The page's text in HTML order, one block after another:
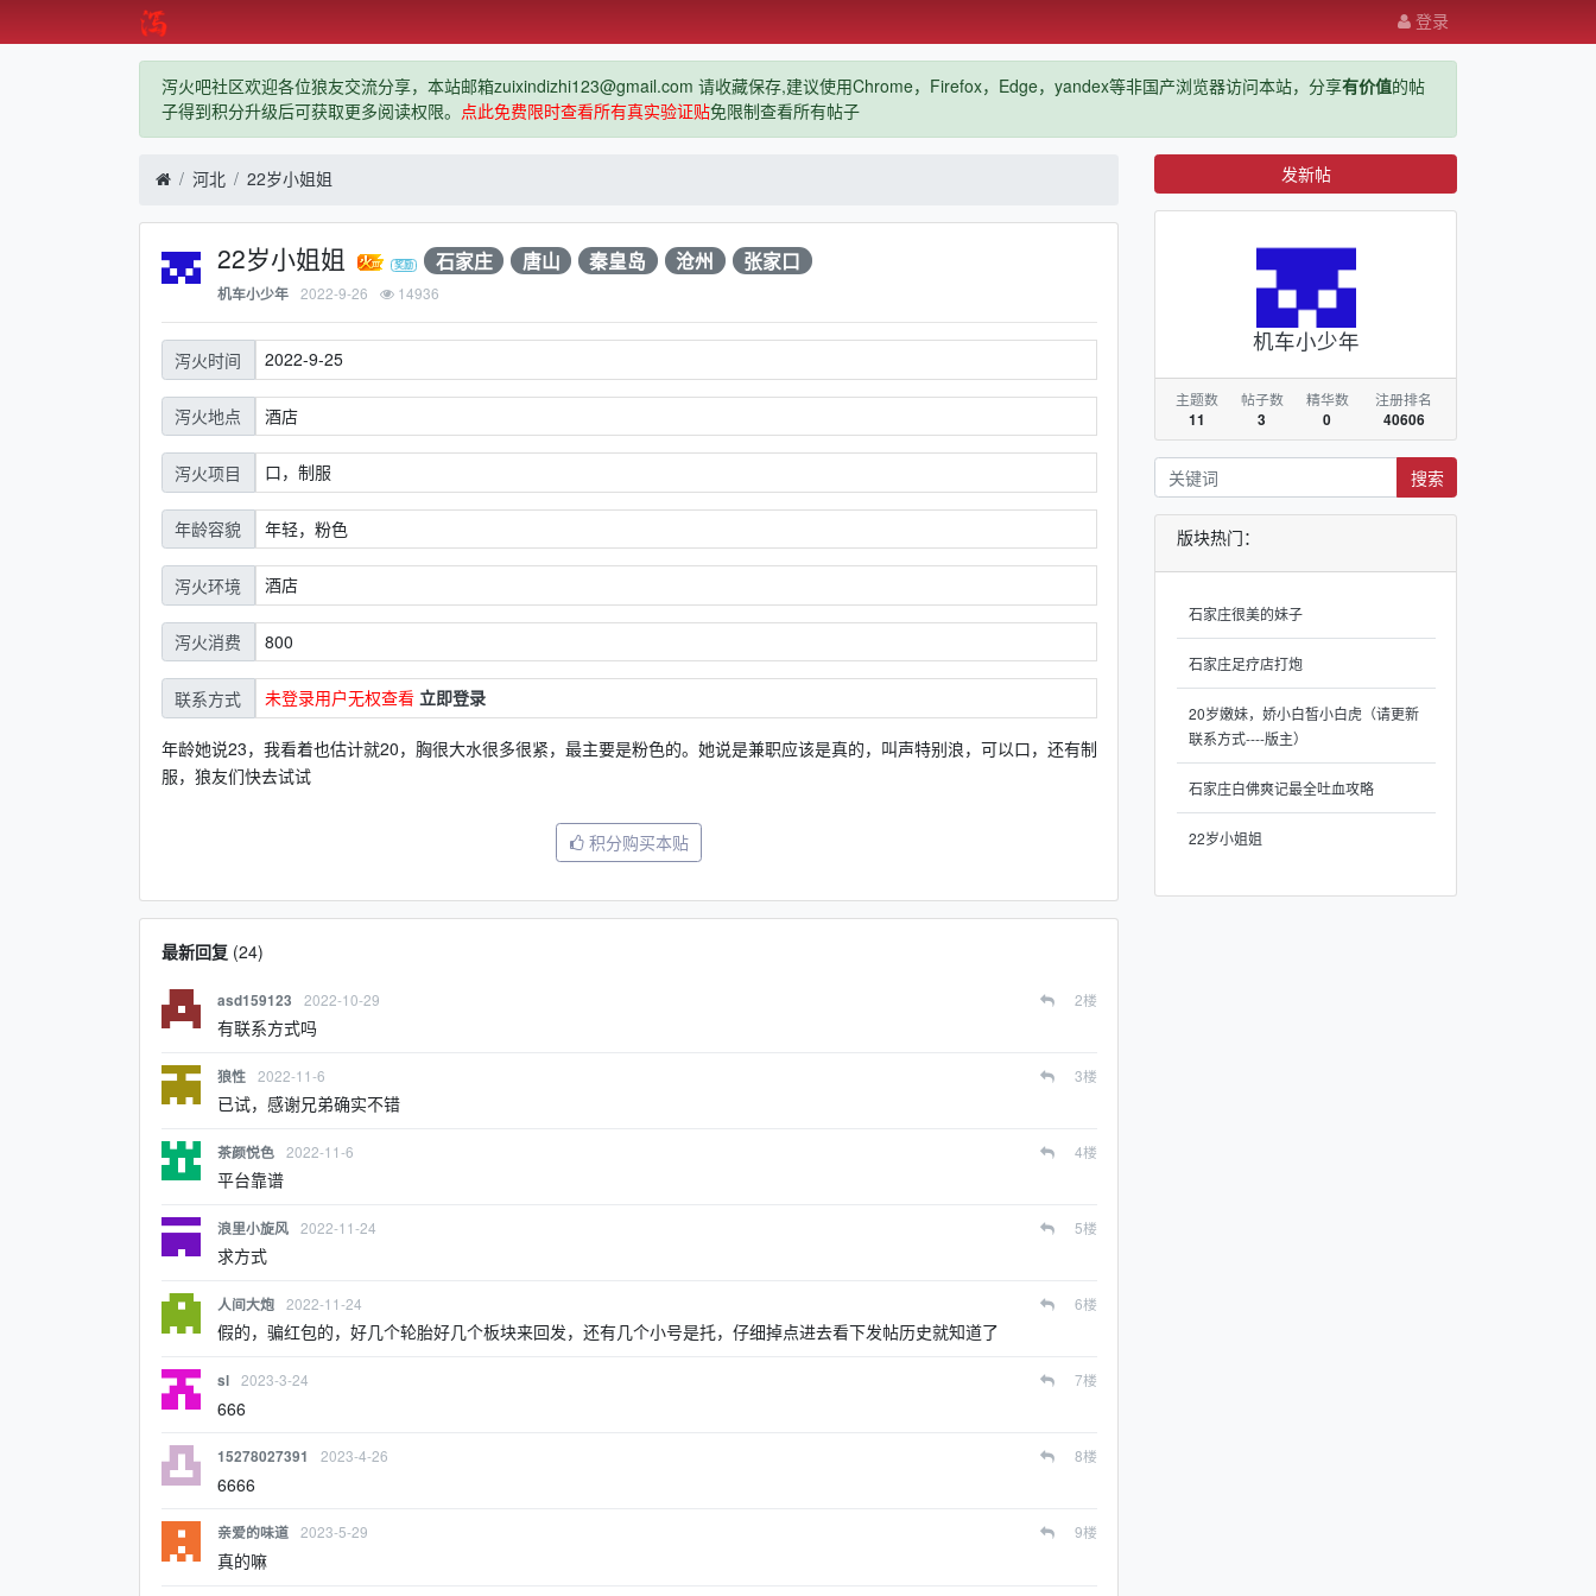
登录
泻火吧社区欢迎各位狼友交流分享，本站邮箱zuixindizhi123@gmail.com 请收藏保存,建议使用Chrome，Firefox，Edge，yandex等非国产浏览器访问本站，分享有价值的帖
子得到积分升级后可获取更多阅读权限。 点此免费限时查看所有真实验证贴免限制查看所有帖子
河北 22岁小姐姐
22岁小姐姐 石家庄 唐山 秦皇岛 沧州 张家口
机车小少年 2022-9-26 14936
泻火时间 2022-9-25
泻火地点 酒店
泻火项目 口，制服
年龄容貌 年轻，粉色
泻火环境 酒店
泻火消费 800
联系方式 未登录用户无权查看 立即登录
年龄她说23，我看着也估计就20，胸很大水很多很紧，最主要是粉色的。她说是兼职应该是真的，叫声特别浪，可以口，还有制
服，狼友们快去试试
积分购买本贴
最新回复(24)
asd159123 2022-10-29 2楼
有联系方式吗
狼性 2022-11-6 3楼
已试，感谢兄弟确实不错
茶颜悦色 2022-11-6 4楼
平台靠谱
浪里小旋风 2022-11-24 5楼
求方式
人间大炮 2022-11-24 6楼
假的，骗红包的，好几个轮胎好几个板块来回发，还有几个小号是托，仔细掉点进去看下发帖历史就知道了
sl 2023-3-24 7楼
666
15278027391 2023-4-26 8楼
6666
亲爱的味道 2023-5-29 9楼
真的嘛
发新帖
机车小少年
主题数
11
帖子数
3
精华数
0
注册排名
40606
搜索
版块热门：
石家庄很美的妹子
石家庄足疗店打炮
20岁嫩妹，娇小白皙小白虎（请更新
联系方式----版主）
石家庄白佛爽记最全吐血攻略
22岁小姐姐